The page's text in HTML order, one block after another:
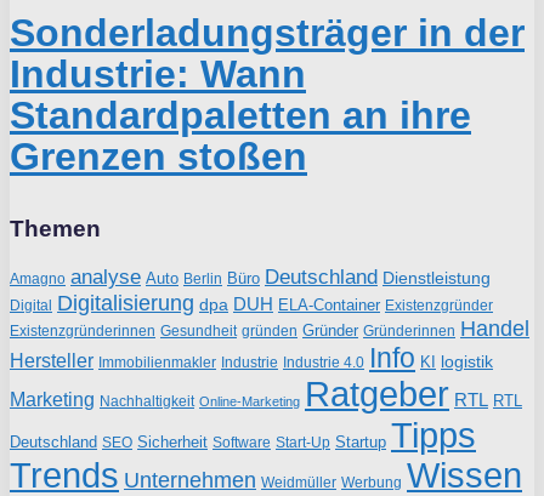
Sonderladungsträger in der
Industrie: Wann
Standardpaletten an ihre
Grenzen stoßen
Themen
Amagno analyse Auto Berlin Büro Deutschland Dienstleistung
Digital Digitalisierung dpa DUH ELA-Container Existenzgründer
Existenzgründerinnen Gesundheit gründen Gründer Gründerinnen Handel
Hersteller Immobilienmakler Industrie Industrie 4.0 Info KI logistik
Marketing Nachhaltigkeit Online-Marketing Ratgeber RTL RTL
Deutschland SEO Sicherheit Software Start-Up Startup Tipps
Trends Unternehmen Weidmüller Werbung Wissen